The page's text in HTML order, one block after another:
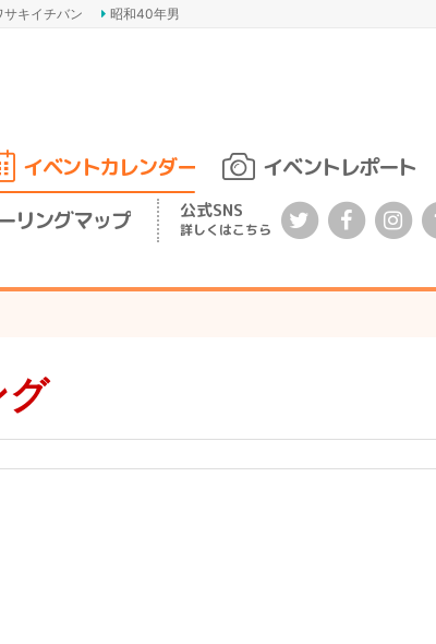
サキイチバン
昭和40年男
イベントカレンダー イベントレポート
リングマップ 公式SNS
詳しくはこちら
グ